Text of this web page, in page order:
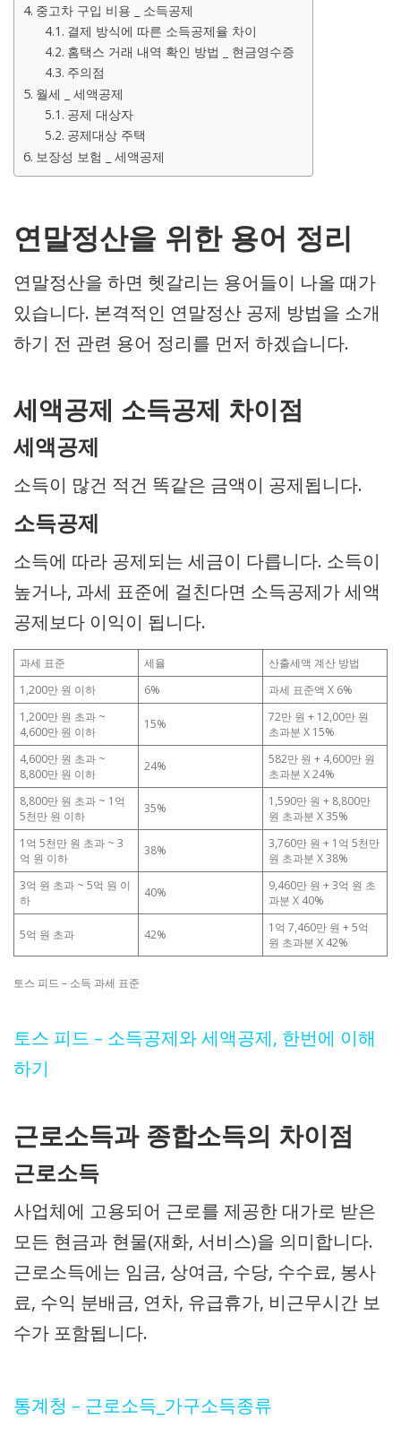
중고차 구입 비용 _ 소득공제
결제 방식에 따른 소득공제율 차이
홈택스 거래 내역 확인 방법 _ 현금영수증
주의점
월세 _ 세액공제
공제 대상자
공제대상 주택
보장성 보험 _ 세액공제
연말정산을 위한 용어 정리
연말정산을 하면 헷갈리는 용어들이 나올 때가
있습니다. 본격적인 연말정산 공제 방법을 소개
하기 전 관련 용어 정리를 먼저 하겠습니다.
세액공제 소득공제 차이점
세액공제
소득이 많건 적건 똑같은 금액이 공제됩니다.
소득공제
소득에 따라 공제되는 세금이 다릅니다. 소득이
높거나, 과세 표준에 걸친다면 소득공제가 세액
공제보다 이익이 됩니다.
과세 표준 세율
산출세액 계산 방법
1,200만 원 이하
6%
과세 표준액 X 6%
1,200만 원 초과 ~
4,600만 원 이하
15%
72만 원 + 12,00만 원
초과분 X 15%
4,600만 원 초과 ~
8,800만 원 이하
24%
582만 원 + 4,600만 원
초과분 X 24%
8,800만 원 초과 ~ 1억
5천만 원 이하
35%
1,590만 원 + 8,800만
원 초과분 X 35%
1억 5천만 원 초과 ~ 3
억 원 이하
38%
3,760만 원 + 1억 5천만
원 초과분 X 38%
3억 원 초과 ~ 5억 원 이
하
40%
9,460만 원 + 3억 원 초
과분 X 40%
5억 원 초과 42%
1억 7,460만 원 + 5억
원 초과분 X 42%
토스 피드 – 소득 과세 표준
토스 피드 – 소득공제와 세액공제, 한번에 이해
하기
근로소득과 종합소득의 차이점
근로소득
사업체에 고용되어 근로를 제공한 대가로 받은
모든 현금과 현물(재화, 서비스)을 의미합니다.
근로소득에는 임금, 상여금, 수당, 수수료, 봉사
료, 수익 분배금, 연차, 유급휴가, 비근무시간 보
수가 포함됩니다.
통계청 – 근로소득_가구소득종류